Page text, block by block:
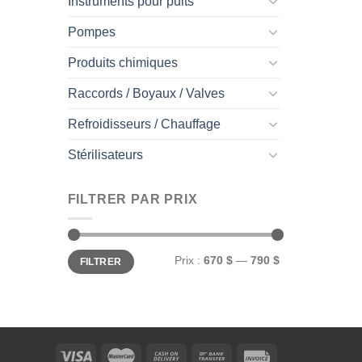
Pompes
Produits chimiques
Raccords / Boyaux / Valves
Refroidisseurs / Chauffage
Stérilisateurs
FILTRER PAR PRIX
Prix
min
Prix
maxFILTRER Prix : 670 $ — 790 $